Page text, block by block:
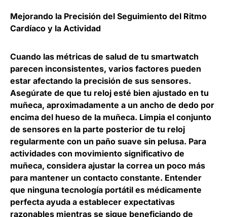
Mejorando la Precisión del Seguimiento del Ritmo
Cardíaco y la Actividad
Cuando las métricas de salud de tu smartwatch
parecen inconsistentes, varios factores pueden
estar afectando la precisión de sus sensores.
Asegúrate de que tu reloj esté bien ajustado en tu
muñeca, aproximadamente a un ancho de dedo por
encima del hueso de la muñeca. Limpia el conjunto
de sensores en la parte posterior de tu reloj
regularmente con un paño suave sin pelusa. Para
actividades con movimiento significativo de
muñeca, considera ajustar la correa un poco más
para mantener un contacto constante. Entender
que ninguna tecnología portátil es médicamente
perfecta ayuda a establecer expectativas
razonables mientras se sigue beneficiando de